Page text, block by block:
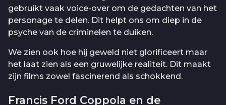
gebruikt vaak voice-over om de gedachten van het
personage te delen. Dit helpt ons om diep in de
psyche van de criminelen te duiken.
We zien ook hoe hij geweld niet glorificeert maar
het laat zien als een gruwelijke realiteit. Dit maakt
zijn films zowel fascinerend als schokkend.
Francis Ford Coppola en de